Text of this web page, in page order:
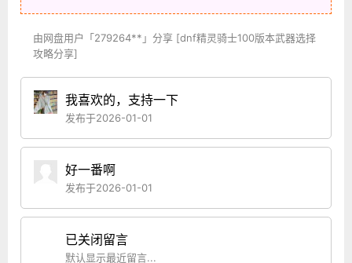
由网盘用户「279264**」分享 [dnf精灵骑士100版本武器选择
攻略分享]
我喜欢的，支持一下
发布于2026-01-01
好一番啊
发布于2026-01-01
已关闭留言
默认显示最近留言...